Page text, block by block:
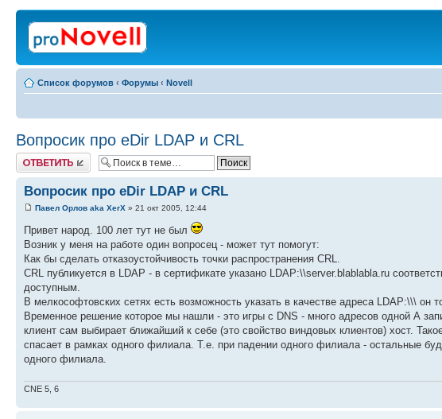
Список форумов ‹ Форумы ‹ Novell
Вопросик про eDir LDAP и CRL
Ответить
Вопросик про eDir LDAP и CRL
Павел Орлов aka XerX » 21 окт 2005, 12:44
Привет народ. 100 лет тут не был
Возник у меня на работе один вопросец - может тут помогут:
Как бы сделать отказоустойчивость точки распространения CRL.
CRL публикуется в LDAP - в сертификате указано LDAP:\\server.blablabla.ru
доступным.
В мелкософтовских сетях есть возможность указать в качестве адреса LDAP:\\\
Временное решение которое мы нашли - это игры с DNS - много адресов одной А
клиент сам выбирает ближайший к себе (это свойство виндовых клиентов) хост.
спасает в рамках одного филиала. Т.е. при падении одного филиала - остальные
одного филиала.
CNE 5, 6